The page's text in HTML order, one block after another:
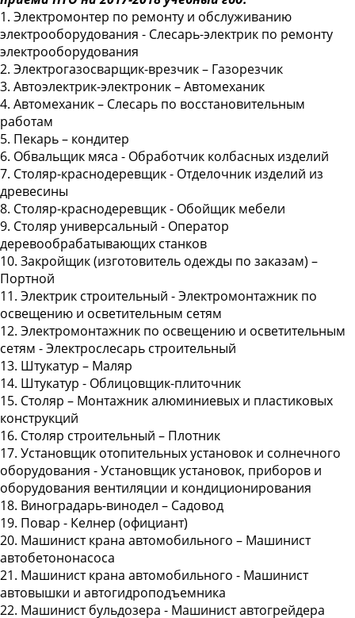
1. Электромонтер по ремонту и обслуживанию
электрооборудования - Слесарь-электрик по ремонту
электрооборудования
2. Электрогазосварщик-врезчик – Газорезчик
3. Автоэлектрик-электроник – Автомеханик
4. Автомеханик – Слесарь по восстановительным
работам
5. Пекарь – кондитер
6. Обвальщик мяса - Обработчик колбасных изделий
7. Столяр-краснодеревщик - Отделочник изделий из
древесины
8. Столяр-краснодеревщик - Обойщик мебели
9. Столяр универсальный - Оператор
деревообрабатывающих станков
10. Закройщик (изготовитель одежды по заказам) –
Портной
11. Электрик строительный - Электромонтажник по
освещению и осветительным сетям
12. Электромонтажник по освещению и осветительным
сетям - Электрослесарь строительный
13. Штукатур – Маляр
14. Штукатур - Облицовщик-плиточник
15. Столяр – Монтажник алюминиевых и пластиковых
конструкций
16. Столяр строительный – Плотник
17. Установщик отопительных установок и солнечного
оборудования - Установщик установок, приборов и
оборудования вентиляции и кондиционирования
18. Виноградарь-винодел – Садовод
19. Повар - Келнер (официант)
20. Машинист крана автомобильного – Машинист
автобетононасоса
21. Машинист крана автомобильного - Машинист
автовышки и автогидроподъемника
22. Машинист бульдозера - Машинист автогрейдера